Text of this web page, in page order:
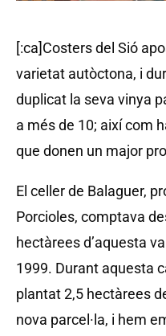
[:ca]Costers del Sió
varietat autòctona, i
duplicat la seva vinya
a més de 10; així com
que donen un major
El celler de Balaguer,
Porcioles, comptava
hectàrees d’aquesta
1999. Durant aquesta
plantat 2,5 hectàrees
nova parcel·la, i hem